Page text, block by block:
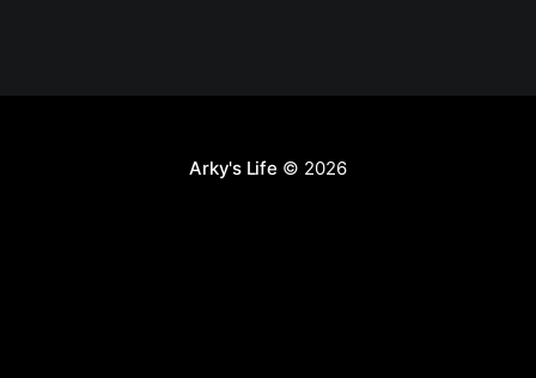
Arky's Life © 2026